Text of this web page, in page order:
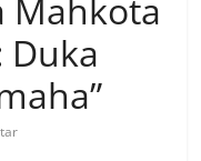
Mahkota
Duka